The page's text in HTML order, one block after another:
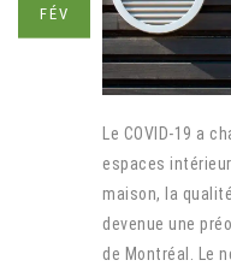
FÉV
Le COVID-19 a
espaces
maison, la
devenue une
de Montréal. Le